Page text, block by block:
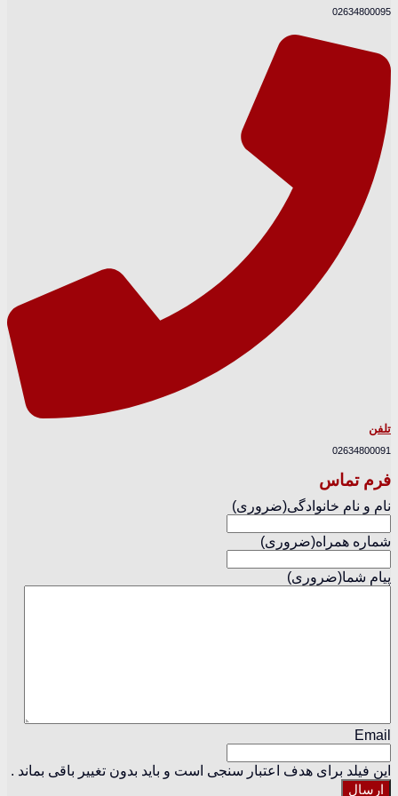
02634800095
تلفن
02634800091
فرم تماس
نام و نام خانوادگی(ضروری)
شماره همراه(ضروری)
پیام شما(ضروری)
Email
این فیلد برای هدف اعتبار سنجی است و باید بدون تغییر باقی بماند .